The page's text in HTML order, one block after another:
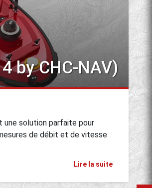
by CHC-NAV)
une solution parfaite pour
de débit et de vitesse
Lire la suite